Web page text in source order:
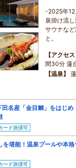
-2025年12
泉掛け流
サウナな
と。
【アクセス
間30分 蓮
【温泉】
田名産「金目鯛」をはじ
ード決済可
を堪能！温泉プールや本
ード決済可